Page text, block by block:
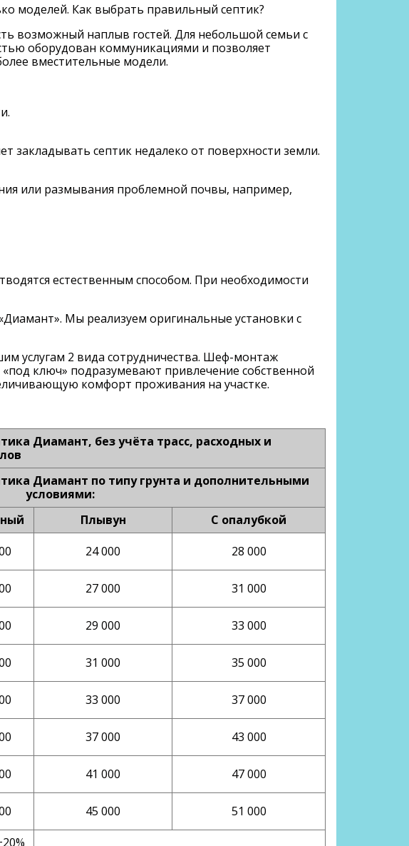
моделей. Как выбрать правильный септик?
возможный наплыв гостей. Для небольшой семьи с
оборудован коммуникациями и позволяет
вместительные модели.
закладывать септик недалеко от поверхности земли.
или размывания проблемной почвы, например,
естественным способом. При необходимости
Мы реализуем оригинальные установки с
услугам 2 вида сотрудничества. Шеф-монтаж
ключ» подразумевают привлечение собственной
комфорт проживания на участке.
Диамант, без учёта трасс, расходных и
Диамант по типу грунта и дополнительными
условиями:
Плывун
С опалубкой
24 000
28 000
27 000
31 000
29 000
33 000
31 000
35 000
33 000
37 000
37 000
43 000
41 000
47 000
45 000
51 000